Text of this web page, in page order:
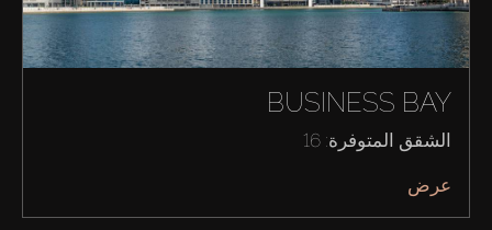
BUSINESS BAY
الشقق المتوفرة: 16
عرض